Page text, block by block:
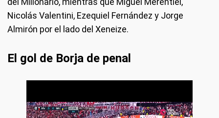
Nicolás Valentini, Ezequiel Fernández y Jorge
Almirón por el lado del Xeneize.
El gol de Borja de penal